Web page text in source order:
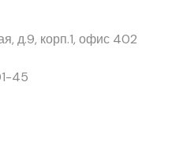
д.9, корп.1, офис 402
45